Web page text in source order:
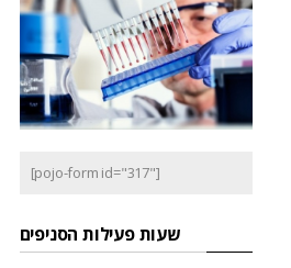
[pojo-form id="317"]
שעות פעילות הסניפים